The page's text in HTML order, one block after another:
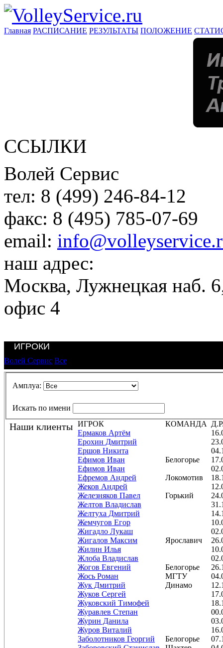
Главная РАСПИСАНИЕ РЕЗУЛЬТАТЫ ПОЛОЖЕНИЕ
ССЫЛКИ
Волей Сервис
тел: 8 (499) 246-84-12
факс: 8 (495) 785-07-69
email:
наш адрес:
Москва, Лужнецкая наб.
офис 4
ИГРОКИ
Волей Сервис Все
Амплуа:
Искать по имени
Наши клиенты ИГРОК КОМАНДА
Ермаков Артём
Ерохин Дмитрий
Ершов Никита
Ефимов Иван
Белогорье
Ефимов Иван
Ефремов Андрей
Локомотив
Жеков Андрей
Железняков Павел
Горький
Желтов Владислав
Желтуха Дмитрий
Жемчугов Егор
Жигадло Лукаш
Жигалов Максим
Ярославич
Жилин Илья
Жлоба Владислав
Жогов Евгений
Белогорье
Жось Роман
МГТУ
Жук Дмитрий
Динамо
Жуков Сергей
Жуковский Тимофей
Журавлев Степан
Журин Данила
Журов Виталий
Заболотников Георгий
Белогорье